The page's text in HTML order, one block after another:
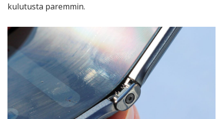
kulutusta paremmin.